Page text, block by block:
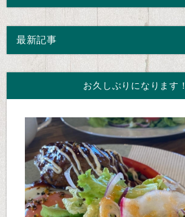
最新記事
お久しぶりになります！